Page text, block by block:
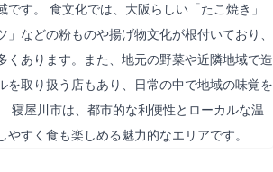
です。 食文化では、大阪らしい「たこ焼き」
」などの粉ものや揚げ物文化が根付いており、
くあります。また、地元の野菜や近隣地域で造
を取り扱う店もあり、日常の中で地域の味覚を
寝屋川市は、都市的な利便性とローカルな温
すく食も楽しめる魅力的なエリアです。